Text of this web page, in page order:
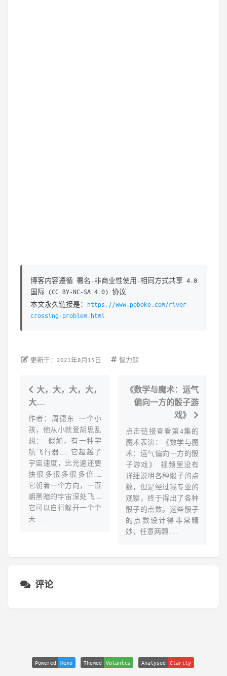
博客内容遵循 署名-非商业性使用-相同方式共享 4.0
国际 (CC BY-NC-SA 4.0) 协议
本文永久链接是： https://www.poboke.com/river-
crossing-problem.html
更新于：2021年8月15日 智力题
大，大，大，大，
大……
作者：周德东 一个小
孩，他从小就爱胡思乱
想： 假如，有一种宇
航飞行器…… 它超越了
宇宙速度，比光速还要
快很多很多很多倍……
它朝着一个方向，一直
朝黑暗的宇宙深处飞……
它可以自行躲开一个个
天...
《数学与魔术：运气
偏向一方的骰子游
戏》
点击链接查看第4集的
魔术表演：《数学与魔
术：运气偏向一方的骰
子游戏》 视频里没有
详细说明各种骰子的点
数，但是经过我专业的
观察，终于得出了各种
骰子的点数。这些骰子
的点数设计得非常精
妙，任意两颗...
评论
Powered Hexo Themed Volantis Analysed Clarity